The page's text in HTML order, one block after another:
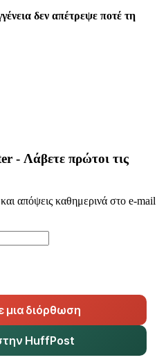
δεν απέτρεψε ποτέ τη
- Λάβετε πρώτοι τις
απόψεις καθημερινά στο e-mail
μια διόρθωση
HuffPost